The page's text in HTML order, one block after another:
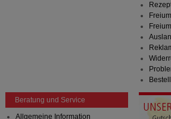
Beratung und Service
Allgemeine Information